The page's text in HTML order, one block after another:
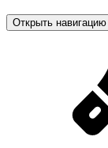
Открыть навигацию